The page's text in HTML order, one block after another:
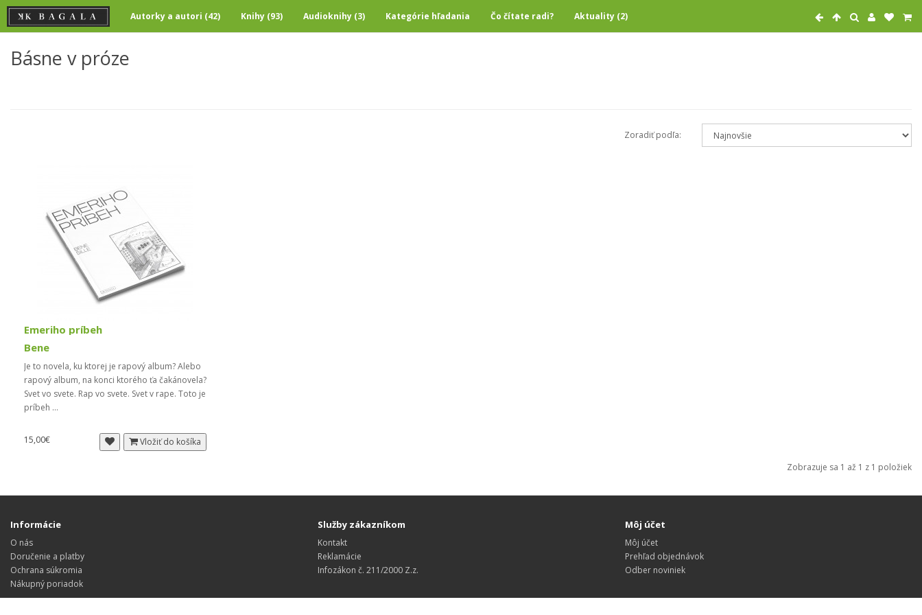
Autorky a autori (42) Knihy (93) Audioknihy (3) Kategórie hľadania Čo čítate radi? Aktuality (2)
Básne v próze
Zoradiť podľa:
Emeriho príbeh
Bene
Je to novela, ku ktorej je rapový album? Alebo
rapový album, na konci ktorého ťa čakánovela?
Svet vo svete. Rap vo svete. Svet v rape. Toto je
príbeh ...
15,00€ Vložiť do košíka
Zobrazuje sa 1 až 1 z 1 položiek
Informácie
O nás
Doručenie a platby
Ochrana súkromia
Nákupný poriadok
Služby zákazníkom
Kontakt
Reklamácie
Infozákon č. 211/2000 Z.z.
Môj účet
Môj účet
Prehľad objednávok
Odber noviniek